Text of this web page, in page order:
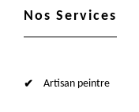
Nos Services
Artisan peintre